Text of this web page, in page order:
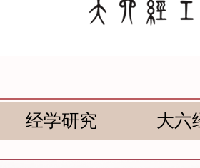
经学研究 大六